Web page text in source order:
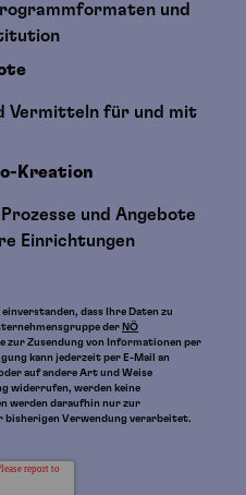
und
Vermitteln für und mit
Kreation
und Angebote
Einrichtungen
dass Ihre Daten zu
der NÖ
zur Zusendung von Informationen per
kann jederzeit per E-Mail an
auf andere Art und Weise
widerrufen, werden keine
werden daraufhin nur zur
bisherigen Verwendung verarbeitet.